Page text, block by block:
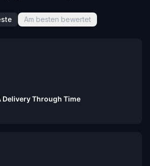
Am besten bewertet
Delivery Through Time